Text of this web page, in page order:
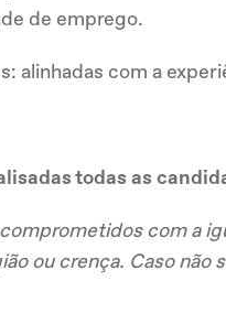
de emprego.
alinhadas com a
todas as
com a
ou crença. Caso não